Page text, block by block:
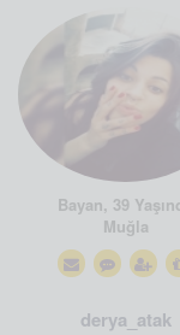
Bayan, 39
Muğla
derya_atak